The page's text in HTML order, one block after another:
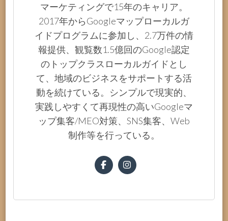
マーケティングで15年のキャリア。
2017年からGoogleマップローカルガ
イドプログラムに参加し、2.7万件の情
報提供、観覧数1.5億回のGoogle認定
のトップクラスローカルガイドとし
て、地域のビジネスをサポートする活
動を続けている。シンプルで現実的、
実践しやすくて再現性の高いGoogleマ
ップ集客/MEO対策、SNS集客、Web
制作等を行っている。